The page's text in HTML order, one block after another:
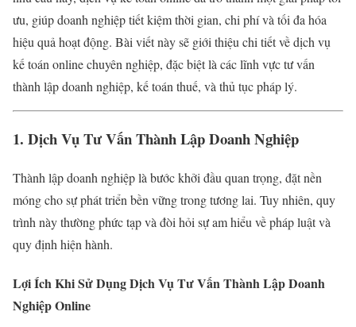
ưu, giúp doanh nghiệp tiết kiệm thời gian, chi phí và tối đa hóa
hiệu quả hoạt động. Bài viết này sẽ giới thiệu chi tiết về dịch vụ
kế toán online chuyên nghiệp, đặc biệt là các lĩnh vực tư vấn
thành lập doanh nghiệp, kế toán thuế, và thủ tục pháp lý.
1. Dịch Vụ Tư Vấn Thành Lập Doanh Nghiệp
Thành lập doanh nghiệp là bước khởi đầu quan trọng, đặt nền
móng cho sự phát triển bền vững trong tương lai. Tuy nhiên, quy
trình này thường phức tạp và đòi hỏi sự am hiểu về pháp luật và
quy định hiện hành.
Lợi Ích Khi Sử Dụng Dịch Vụ Tư Vấn Thành Lập Doanh
Nghiệp Online